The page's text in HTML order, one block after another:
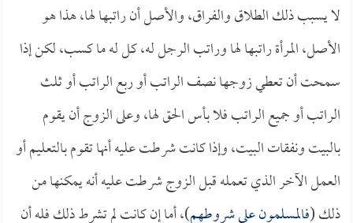
لا يسبب ذلك الطلاق والفراق، والأصل أن راتبها لها، هذا هو
الأصل، المرأة راتبها لها وراتب الرجل له، كل له ما كسب، لكن إذا
سمحت أن تعطي زوجها نصف الراتب أو ربع الراتب أو ثلث
الراتب أو جميع الراتب فلا بأس الحق لها، وعلى الزوج أن يقوم
بالبيت ونفقات البيت، وإذا كانت شرطت عليه أنها تقوم بالتعليم أو
العمل الآخر الذي تعمله قبل الزوج شرطت عليه أنه يمكنها من
ذلك (فالمسلمون على شروطهم)، أما إن كانت لم تشرط ذلك فله أن